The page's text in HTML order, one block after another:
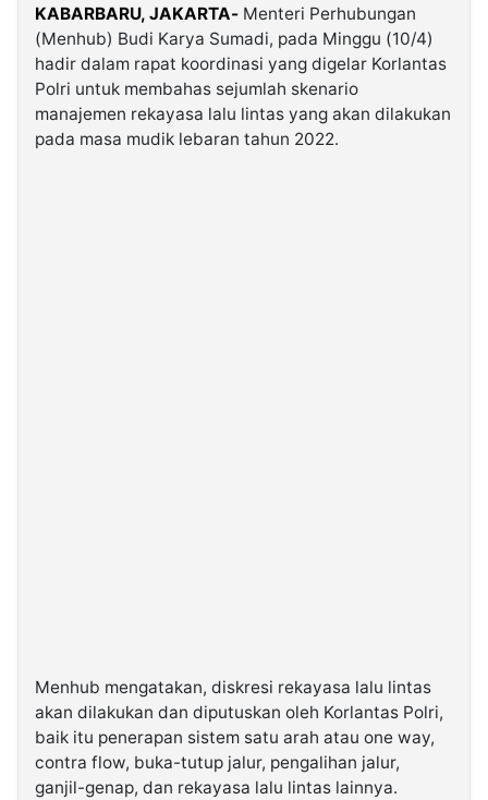
Kabarbaru.co
2026
KABARBARU, JAKARTA- Menteri Perhubungan
(Menhub) Budi Karya Sumadi, pada Minggu (10/4)
hadir dalam rapat koordinasi yang digelar Korlantas
Polri untuk membahas sejumlah skenario
manajemen rekayasa lalu lintas yang akan dilakukan
pada masa mudik lebaran tahun 2022.
Menhub mengatakan, diskresi rekayasa lalu lintas
akan dilakukan dan diputuskan oleh Korlantas Polri,
baik itu penerapan sistem satu arah atau one way,
contra flow, buka-tutup jalur, pengalihan jalur,
ganjil-genap, dan rekayasa lalu lintas lainnya.